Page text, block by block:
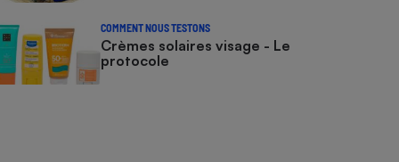
COMMENT NOUS TESTONS
Crèmes solaires visage - Le
protocole